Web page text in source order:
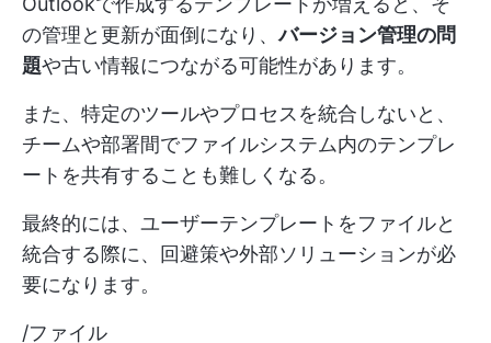
の管理と更新が面倒になり、バージョン管理の問
題や古い情報につながる可能性があります。
また、特定のツールやプロセスを統合しないと、
チームや部署間でファイルシステム内のテンプレ
ートを共有することも難しくなる。
最終的には、ユーザーテンプレートをファイルと
統合する際に、回避策や外部ソリューションが必
要になります。
/ファイル